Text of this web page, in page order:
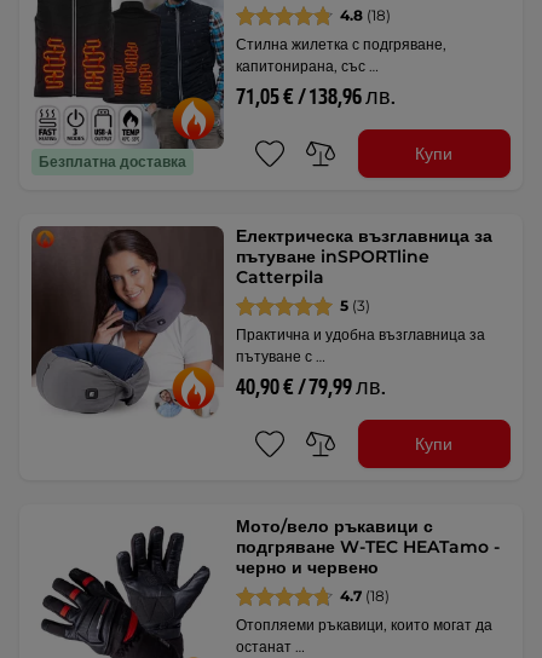
Безплатна доставка
4.8 (18)
Стилна жилетка с подгряване,
капитонирана, със …
71,05 € / 138,96 лв.
Купи
Електрическа възглавница за
пътуване inSPORTline
Catterpila
5 (3)
Практична и удобна възглавница за
пътуване с …
40,90 € / 79,99 лв.
Купи
Мото/вело ръкавици с
подгряване W-TEC HEATamo -
черно и червено
4.7 (18)
Отопляеми ръкавици, които могат да
останат …